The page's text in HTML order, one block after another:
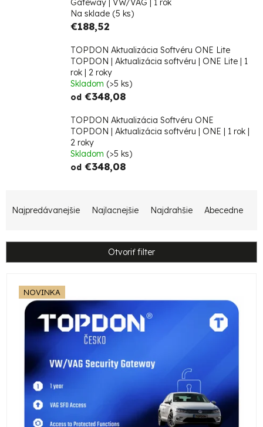
Gateway | VW/VAG | 1 rok
Na sklade (5 ks)
€188,52
TOPDON Aktualizácia Softvéru ONE Lite
TOPDON | Aktualizácia softvéru | ONE Lite | 1
rok | 2 roky
Skladom (>5 ks)
od €348,08
TOPDON Aktualizácia Softvéru ONE
TOPDON | Aktualizácia softvéru | ONE | 1 rok |
2 roky
Skladom (>5 ks)
od €348,08
d
e
Najpredávanejšie Najlacnejšie Najdrahšie Abecedne
Otvoriť filter
NOVINKA